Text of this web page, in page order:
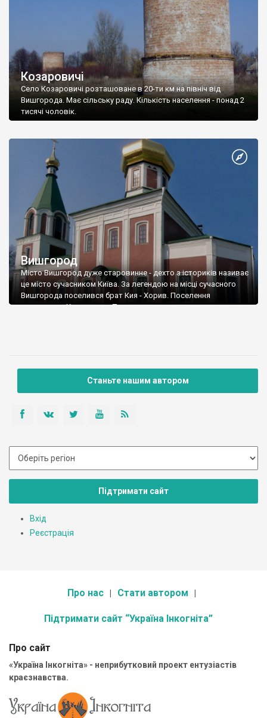
Козаровичі
Село Козаровичі розташоване в 20-ти км на північ від
Вишгорода. Має сільську раду. Кількість населення - понад 2
тисячі чоловік.
Вишгород
Місто Вишгород дуже старовинне - дехто з істориків називає
це місто сучасником Київа. За легендою на місці сучасного
Вишгорода поселився брат Кия - Хорив. Поселення
називалося Хоривицею. Перша письмова згадка про
Станьте нашим автором
Підтримати сайт
Вхід
Реєстрація
Про нас Стати автором
Підтримати сайт “Україна Інкогніта”
Про сайт
«Україна Інкогніта» - неприбутковий проект ентузіастів
краєзнавства.